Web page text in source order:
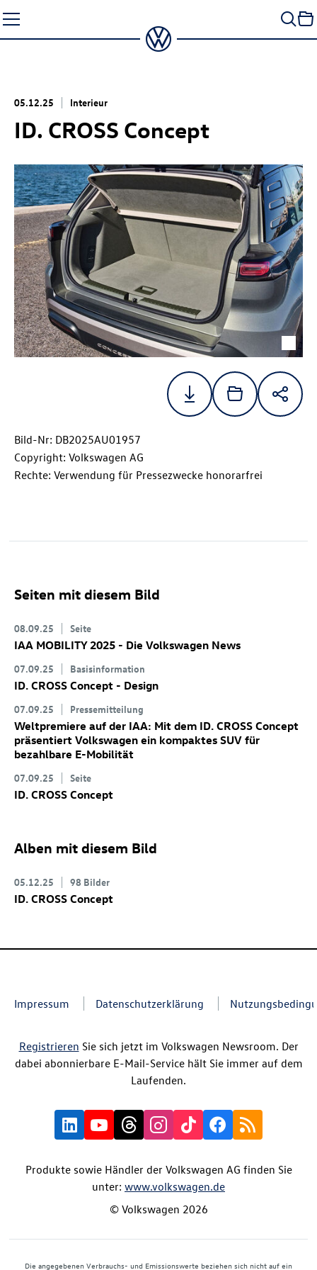
Seiteninhalt
springen
05.12.25 Interieur
ID. CROSS Concept
Bild-Nr: DB2025AU01957
Copyright: Volkswagen AG
Rechte: Verwendung für Pressezwecke honorarfrei
Seiten mit diesem Bild
08.09.25 Seite
IAA MOBILITY 2025 - Die Volkswagen News
07.09.25 Basisinformation
ID. CROSS Concept - Design
07.09.25 Pressemitteilung
Weltpremiere auf der IAA: Mit dem ID. CROSS Concept
präsentiert Volkswagen ein kompaktes SUV für
bezahlbare E-Mobilität
07.09.25 Seite
ID. CROSS Concept
Alben mit diesem Bild
05.12.25 98 Bilder
ID. CROSS Concept
Impressum Datenschutzerklärung
Registrieren Sie sich jetzt im Volkswagen Newsroom. Der
dabei abonnierbare E-Mail-Service hält Sie immer auf dem
Laufenden.
Produkte sowie Händler der Volkswagen AG finden Sie
unter: www.volkswagen.de
© Volkswagen 2026
Die angegebenen Verbrauchs- und Emissionswerte beziehen sich nicht auf ein